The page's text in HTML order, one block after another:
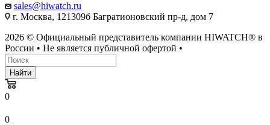
sales@hiwatch.ru
г. Москва, 121309б Багратионовский пр-д, дом 7
2026 © Официальный представитель компании HIWATCH® в
России • Не является публичной офертой •
Найти
0
0